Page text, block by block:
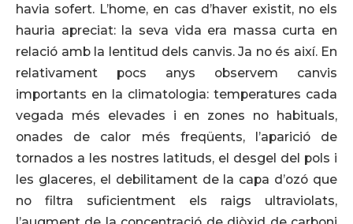
havia sofert. L’home, en cas d’haver existit, no els
hauria apreciat: la seva vida era massa curta en
relació amb la lentitud dels canvis. Ja no és així. En
relativament pocs anys observem canvis
importants en la climatologia: temperatures cada
vegada més elevades i en zones no habituals,
onades de calor més freqüents, l’aparició de
tornados a les nostres latituds, el desgel del pols i
les glaceres, el debilitament de la capa d’ozó que
no filtra suficientment els raigs ultraviolats,